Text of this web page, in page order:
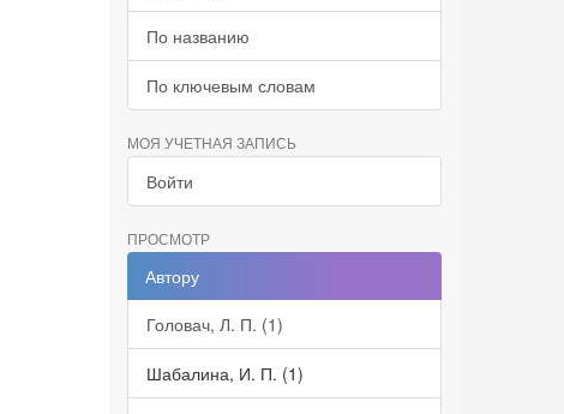
По названию
По ключевым словам
МОЯ УЧЕТНАЯ ЗАПИСЬ
Войти
ПРОСМОТР
Автору
Головач, Л. П. (1)
Шабалина, И. П. (1)